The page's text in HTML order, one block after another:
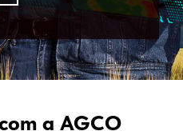
a AGCO